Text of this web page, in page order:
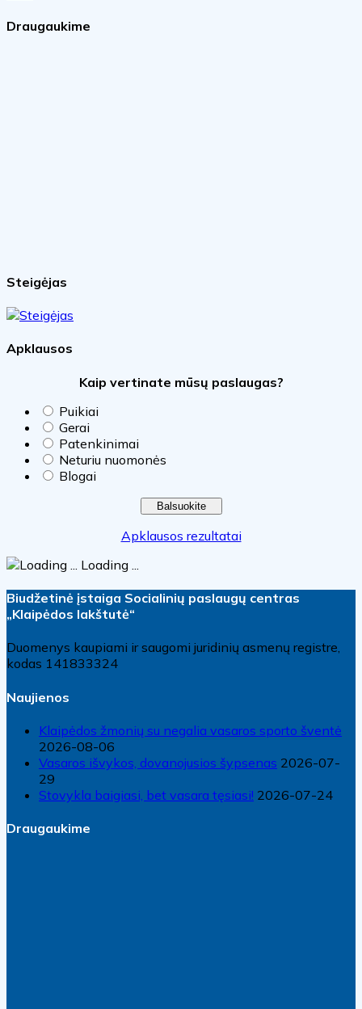
Draugaukime
Steigėjas
Apklausos
Kaip vertinate mūsų paslaugas?
Puikiai
Gerai
Patenkinimai
Neturiu nuomonės
Blogai
Apklausos rezultatai
Loading ...
Biudžetinė įstaiga Socialinių paslaugų centras
„Klaipėdos lakštutė“
Duomenys kaupiami ir saugomi juridinių asmenų registre,
kodas 141833324
Naujienos
Klaipėdos žmonių su negalia vasaros sporto šventė
2026-08-06
Vasaros išvykos, dovanojusios šypsenas 2026-07-
29
Stovykla baigiasi, bet vasara tęsiasi! 2026-07-24
Draugaukime